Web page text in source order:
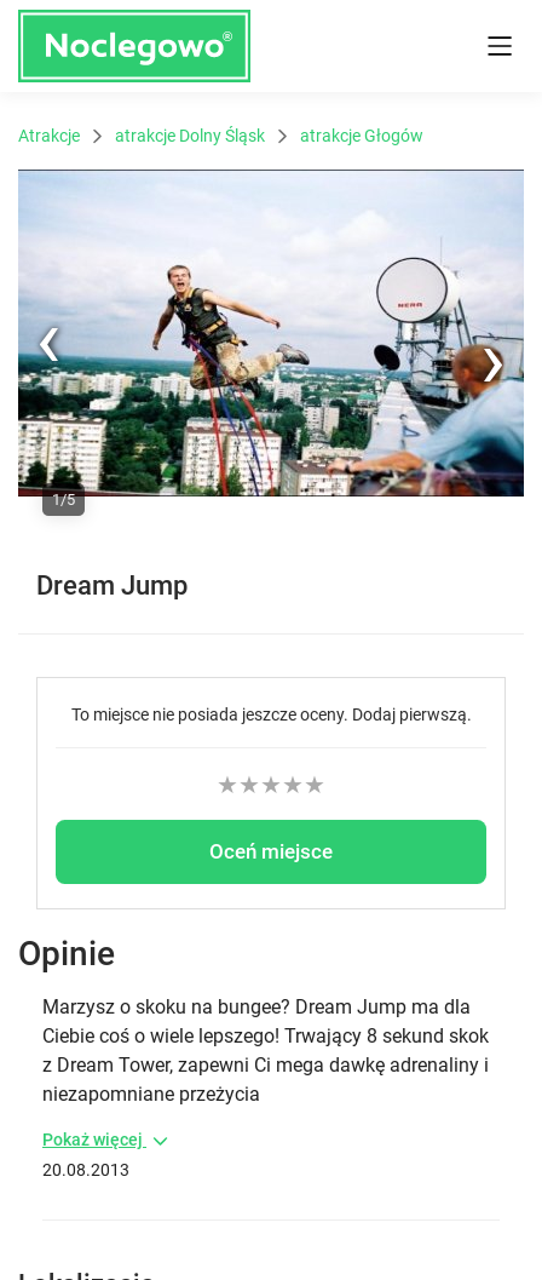
Atrakcje atrakcje Dolny Śląsk atrakcje Głogów
1/5
Dream Jump
To miejsce nie posiada jeszcze oceny. Dodaj pierwszą.
★
★
★
★
★
Oceń miejsce
Opinie
Marzysz o skoku na bungee? Dream Jump ma dla
Ciebie coś o wiele lepszego! Trwający 8 sekund skok
z Dream Tower, zapewni Ci mega dawkę adrenaliny i
niezapomniane przeżycia
Pokaż więcej
20.08.2013